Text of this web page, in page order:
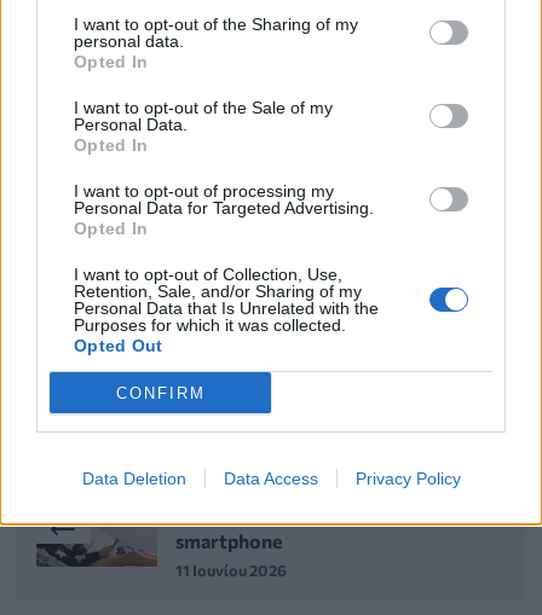
I want to opt-out of the Sharing of my
personal data.
Opted In
I want to opt-out of the Sale of my
Personal Data.
Opted In
I want to opt-out of processing my
Personal Data for Targeted Advertising.
Opted In
I want to opt-out of Collection, Use,
Retention, Sale, and/or Sharing of my
Personal Data that Is Unrelated with the
Purposes for which it was collected.
Opted Out
CONFIRM
Data Deletion Data Access Privacy Policy
Τελευταία τροποποίηση στις 12/06/2026 - 10:49
ΕΞΩΣΩΜΑΤΙΚΗ ΓΟΝΙΜΟΠΟΙΗΣΗ
ΠΑΙΔΙΑ ΣΠΕΡΜΑ ΔΟΤΗΣ
ΠΕΡΙΣΣΟΤΕΡΑ ΣΤΗΝ ΙΔΙΑ ΚΑΤΗΓΟΡΙΑ
Σουηδία: Τα παιδιά ηλικίας κάτω
smartphone
11 Ιουνίου 2026